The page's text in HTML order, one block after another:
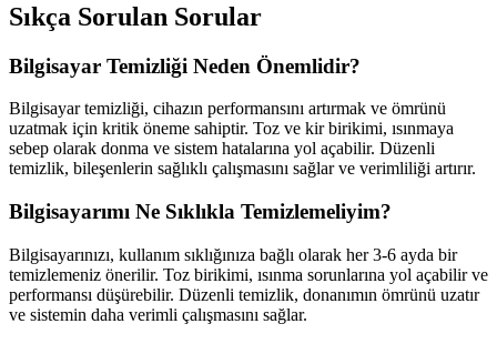
Sıkça Sorulan Sorular
Bilgisayar Temizliği Neden Önemlidir?
Bilgisayar temizliği, cihazın performansını artırmak ve ömrünü
uzatmak için kritik öneme sahiptir. Toz ve kir birikimi, ısınmaya
sebep olarak donma ve sistem hatalarına yol açabilir. Düzenli
temizlik, bileşenlerin sağlıklı çalışmasını sağlar ve verimliliği artırır.
Bilgisayarımı Ne Sıklıkla Temizlemeliyim?
Bilgisayarınızı, kullanım sıklığınıza bağlı olarak her 3-6 ayda bir
temizlemeniz önerilir. Toz birikimi, ısınma sorunlarına yol açabilir ve
performansı düşürebilir. Düzenli temizlik, donanımın ömrünü uzatır
ve sistemin daha verimli çalışmasını sağlar.